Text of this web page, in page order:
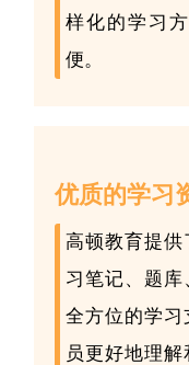
样化的学习
便。
优质的学习
高顿教育提供
习笔记、题
全方位的学习
员更好地理